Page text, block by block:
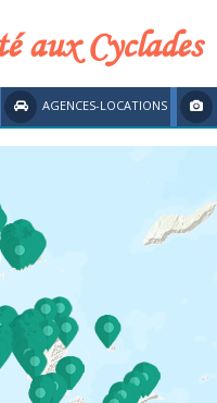
aux Cyclades
AGENCES-LOCATIONS